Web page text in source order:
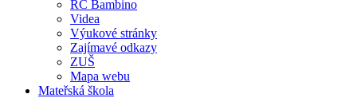
RC Bambino
Videa
Výukové stránky
Zajímavé odkazy
ZUŠ
Mapa webu
Mateřská škola